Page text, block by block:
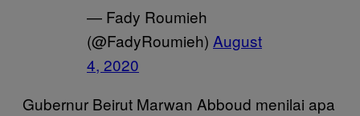
— Fady Roumieh
(@FadyRoumieh) August
4, 2020
Gubernur Beirut Marwan Abboud menilai apa